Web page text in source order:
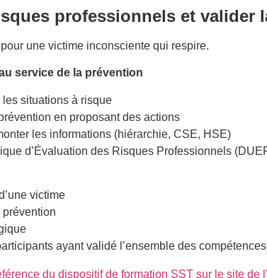
professionnels et valider
pour une victime inconsciente qui respire.
service de la prévention
situations à risque
en proposant des actions
les informations (hiérarchie, CSE, HSE)
d’Évaluation des Risques Professionnels
victime
ayant validé l’ensemble des compétences
du dispositif de formation SST sur le site de